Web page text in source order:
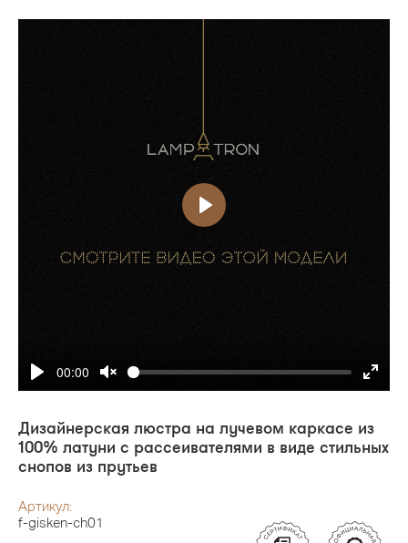
00:00
Дизайнерская люстра на лучевом каркасе из
100% латуни с рассеивателями в виде стильных
снопов из прутьев
Артикул:
f-gisken-ch01